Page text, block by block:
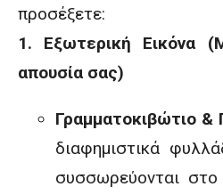
προσέξετε:
1. Εξωτερική Εικόνα
απουσία σας)
Γραμματοκιβώτιο &
διαφημιστικά
συσσωρεύονται